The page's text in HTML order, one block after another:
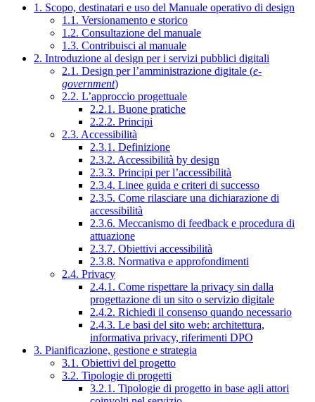
1. Scopo, destinatari e uso del Manuale operativo di design
1.1. Versionamento e storico
1.2. Consultazione del manuale
1.3. Contribuisci al manuale
2. Introduzione al design per i servizi pubblici digitali
2.1. Design per l’amministrazione digitale (e-
government)
2.2. L’approccio progettuale
2.2.1. Buone pratiche
2.2.2. Principi
2.3. Accessibilità
2.3.1. Definizione
2.3.2. Accessibilità by design
2.3.3. Principi per l’accessibilità
2.3.4. Linee guida e criteri di successo
2.3.5. Come rilasciare una dichiarazione di
accessibilità
2.3.6. Meccanismo di feedback e procedura di
attuazione
2.3.7. Obiettivi accessibilità
2.3.8. Normativa e approfondimenti
2.4. Privacy
2.4.1. Come rispettare la privacy sin dalla
progettazione di un sito o servizio digitale
2.4.2. Richiedi il consenso quando necessario
2.4.3. Le basi del sito web: architettura,
informativa privacy, riferimenti DPO
3. Pianificazione, gestione e strategia
3.1. Obiettivi del progetto
3.2. Tipologie di progetti
3.2.1. Tipologie di progetto in base agli attori